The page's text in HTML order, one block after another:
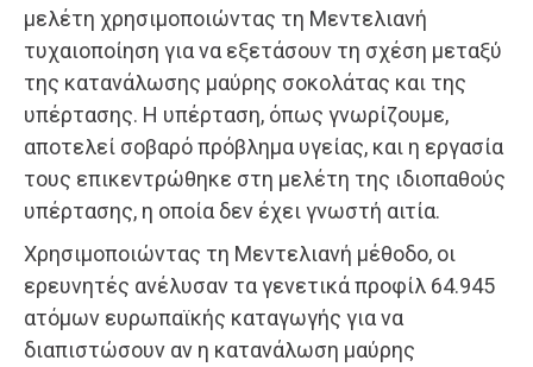
μελέτη χρησιμοποιώντας τη Μεντελιανή
τυχαιοποίηση για να εξετάσουν τη σχέση μεταξύ
της κατανάλωσης μαύρης σοκολάτας και της
υπέρτασης. Η υπέρταση, όπως γνωρίζουμε,
αποτελεί σοβαρό πρόβλημα υγείας, και η εργασία
τους επικεντρώθηκε στη μελέτη της ιδιοπαθούς
υπέρτασης, η οποία δεν έχει γνωστή αιτία.
Χρησιμοποιώντας τη Μεντελιανή μέθοδο, οι
ερευνητές ανέλυσαν τα γενετικά προφίλ 64.945
ατόμων ευρωπαϊκής καταγωγής για να
διαπιστώσουν αν η κατανάλωση μαύρης